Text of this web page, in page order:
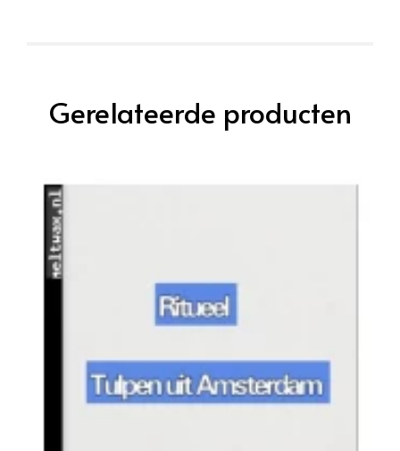
Gerelateerde producten